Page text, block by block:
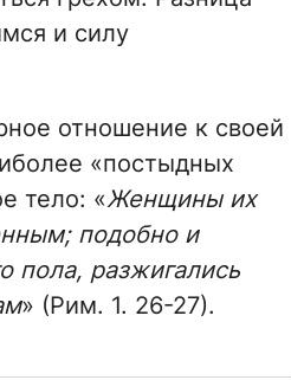
и силу
отношение к своей
«постыдных
тело: «Женщины их
подобно и
пола, разжигались
» (Рим. 1. 26-27).